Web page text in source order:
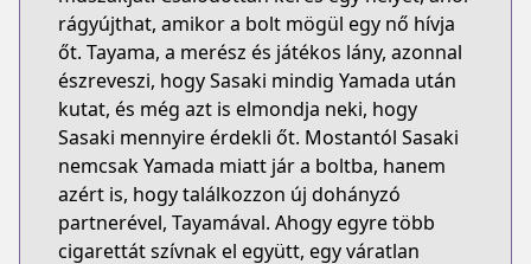
rágyújthat, amikor a bolt mögül egy nő hívja
őt. Tayama, a merész és játékos lány, azonnal
észreveszi, hogy Sasaki mindig Yamada után
kutat, és még azt is elmondja neki, hogy
Sasaki mennyire érdekli őt. Mostantól Sasaki
nemcsak Yamada miatt jár a boltba, hanem
azért is, hogy találkozzon új dohányzó
partnerével, Tayamával. Ahogy egyre több
cigarettát szívnak el együtt, egy váratlan